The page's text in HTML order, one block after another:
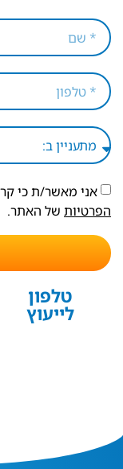
אני מאשר/ת כי
הפרטיות של האתר.
טלפון
לייעוץ